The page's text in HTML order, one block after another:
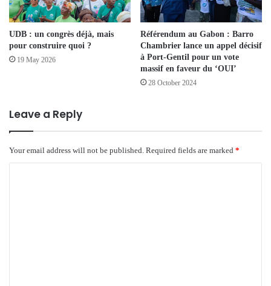
UDB : un congrès déjà, mais
pour construire quoi ?
19 May 2026
Référendum au Gabon : Barro
Chambrier lance un appel décisif
à Port-Gentil pour un vote
massif en faveur du ‘OUI’
28 October 2024
Leave a Reply
Your email address will not be published. Required fields are marked *